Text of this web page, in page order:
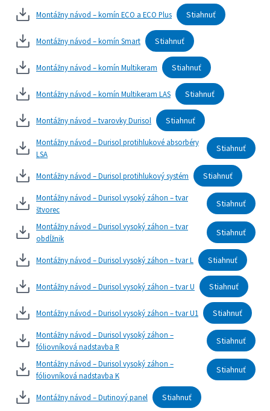
Montážny návod – komín ECO a ECO Plus Stiahnuť
Montážny návod – komín Smart Stiahnuť
Montážny návod – komín Multikeram Stiahnuť
Montážny návod – komín Multikeram LAS Stiahnuť
Montážny návod – tvarovky Durisol Stiahnuť
Montážny návod – Durisol protihlukové absorbéry
LSA
Stiahnuť
Montážny návod – Durisol protihlukový systém Stiahnuť
Montážny návod – Durisol vysoký záhon – tvar
štvorec
Stiahnuť
Montážny návod – Durisol vysoký záhon – tvar
obdĺžnik
Stiahnuť
Montážny návod – Durisol vysoký záhon – tvar L Stiahnuť
Montážny návod – Durisol vysoký záhon – tvar U Stiahnuť
Montážny návod – Durisol vysoký záhon – tvar U1 Stiahnuť
Montážny návod – Durisol vysoký záhon –
fóliovníková nadstavba R
Stiahnuť
Montážny návod – Durisol vysoký záhon –
fóliovníková nadstavba K
Stiahnuť
Montážny návod – Dutinový panel Stiahnuť